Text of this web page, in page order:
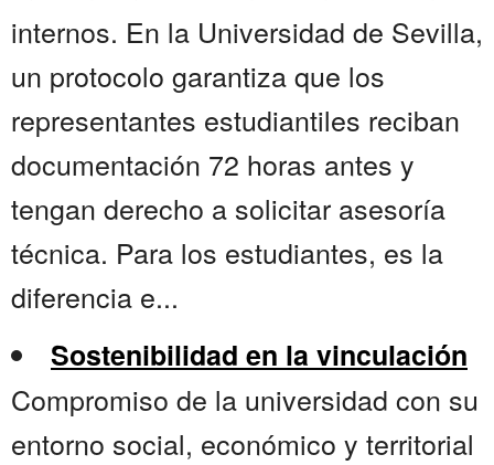
internos. En la Universidad de Sevilla,
un protocolo garantiza que los
representantes estudiantiles reciban
documentación 72 horas antes y
tengan derecho a solicitar asesoría
técnica. Para los estudiantes, es la
diferencia e...
Sostenibilidad en la vinculación
Compromiso de la universidad con su
entorno social, económico y territorial